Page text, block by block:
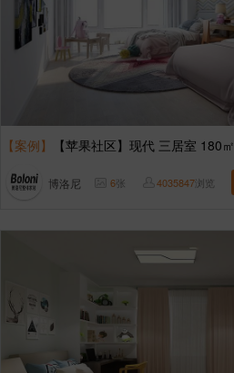
【案例】 【苹果社区】现代 三居室 180㎡
博洛尼 6张 4035847浏览